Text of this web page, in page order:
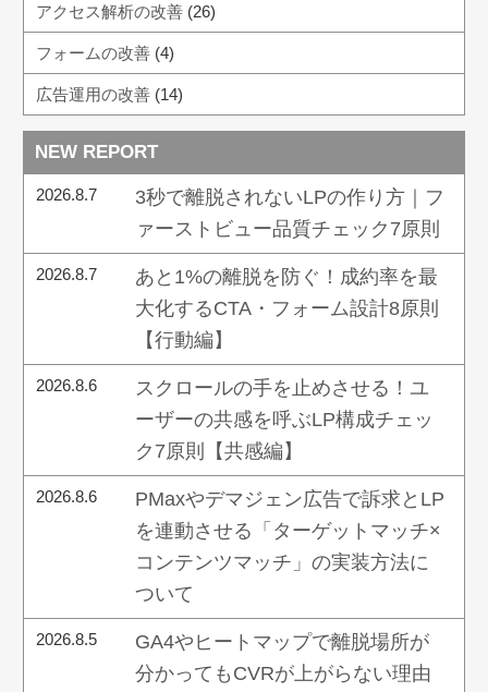
アクセス解析の改善(26)
フォームの改善(4)
広告運用の改善(14)
NEW REPORT
2026.8.7
3秒で離脱されないLPの作り方｜フ
ァーストビュー品質チェック7原則
2026.8.7
あと1%の離脱を防ぐ！成約率を最
大化するCTA・フォーム設計8原則
【行動編】
2026.8.6
スクロールの手を止めさせる！ユ
ーザーの共感を呼ぶLP構成チェッ
ク7原則【共感編】
2026.8.6
PMaxやデマジェン広告で訴求とLP
を連動させる「ターゲットマッチ×
コンテンツマッチ」の実装方法に
ついて
2026.8.5
GA4やヒートマップで離脱場所が
分かってもCVRが上がらない理由